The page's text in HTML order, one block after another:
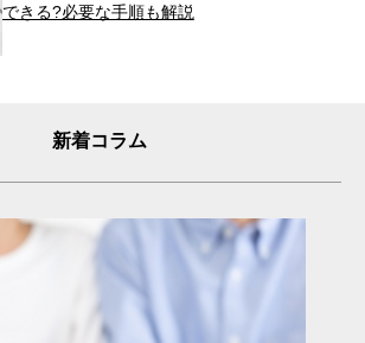
できる?必要な手順も解説
新着コラム